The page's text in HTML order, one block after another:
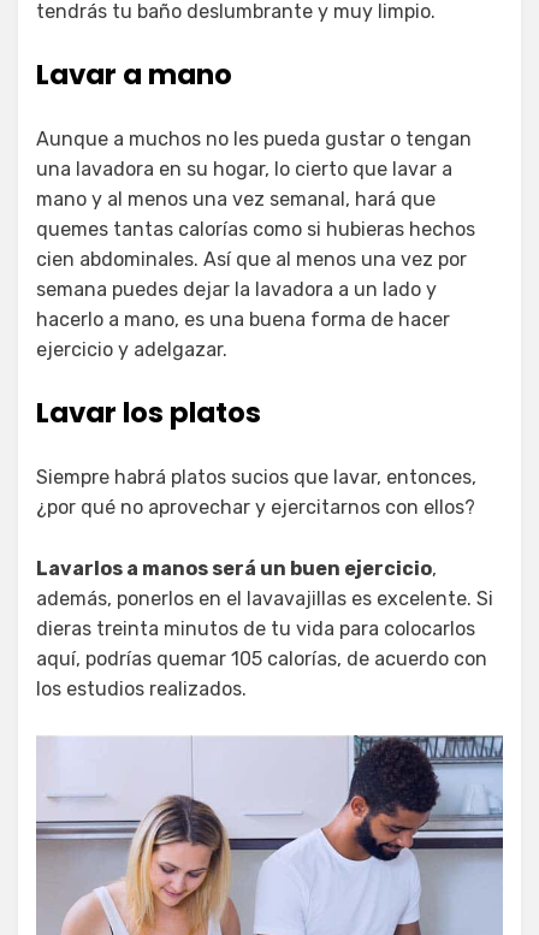
tendrás tu baño deslumbrante y muy limpio.
Lavar a mano
Aunque a muchos no les pueda gustar o tengan
una lavadora en su hogar, lo cierto que lavar a
mano y al menos una vez semanal, hará que
quemes tantas calorías como si hubieras hechos
cien abdominales. Así que al menos una vez por
semana puedes dejar la lavadora a un lado y
hacerlo a mano, es una buena forma de hacer
ejercicio y adelgazar.
Lavar los platos
Siempre habrá platos sucios que lavar, entonces,
¿por qué no aprovechar y ejercitarnos con ellos?
Lavarlos a manos será un buen ejercicio,
además, ponerlos en el lavavajillas es excelente. Si
dieras treinta minutos de tu vida para colocarlos
aquí, podrías quemar 105 calorías, de acuerdo con
los estudios realizados.